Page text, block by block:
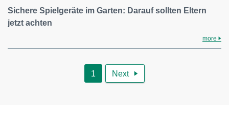
Sichere Spielgeräte im Garten: Darauf sollten Eltern
jetzt achten
more
1 Next 